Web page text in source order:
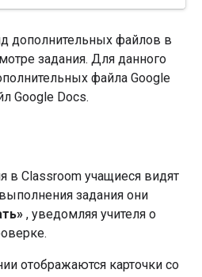
дополнительных файлов в
задания. Для данного
файла Google
Google Docs.
в Classroom учащиеся видят
задания они
, уведомляя учителя о
отображаются карточки со